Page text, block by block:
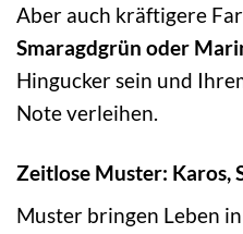
Aber auch kräftigere
Smaragdgrün oder
Hingucker sein und
Note verleihen.
Zeitlose Muster: Karos,
Muster bringen Leben